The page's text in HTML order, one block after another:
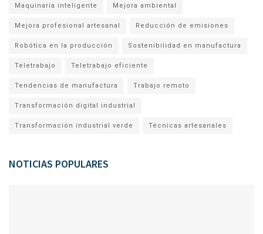
Maquinaria inteligente Mejora ambiental
Mejora profesional artesanal Reducción de emisiones
Robótica en la producción Sostenibilidad en manufactura
Teletrabajo Teletrabajo eficiente
Tendencias de manufactura Trabajo remoto
Transformación digital industrial
Transformación industrial verde Técnicas artesanales
NOTICIAS POPULARES